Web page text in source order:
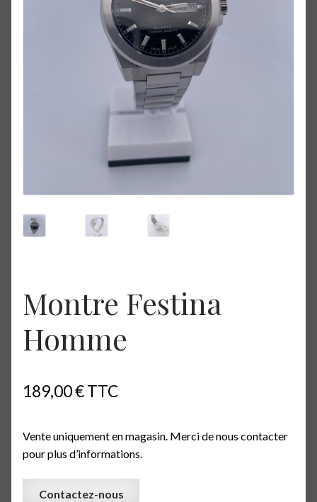
Montre Festina
Homme
189,00€TTC
Vente uniquement en magasin. Merci de nous contacter
pour plus d’informations.
Contactez-nous